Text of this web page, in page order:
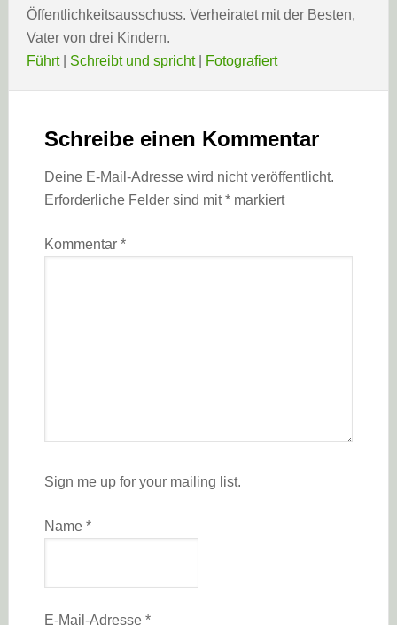
Öffentlichkeitsausschuss. Verheiratet mit der Besten,
Vater von drei Kindern.
Führt| Schreibt und spricht| Fotografiert
Interaktionen
Schreibe einen Kommentar
Deine E-Mail-Adresse wird nicht veröffentlicht.
Erforderliche Felder sind mit*markiert
Kommentar *
Sign me up for your mailing list.
Name *
E-Mail-Adresse *